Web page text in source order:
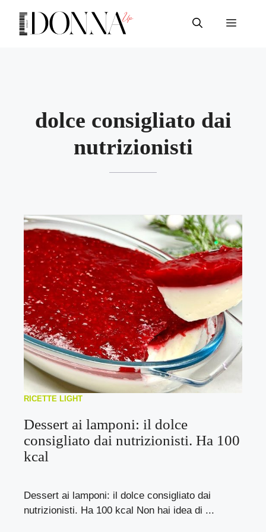
contenuto
Menu
dolce consigliato dai
nutrizionisti
RICETTE LIGHT
Dessert ai lamponi: il dolce
consigliato dai nutrizionisti. Ha 100
kcal
Dessert ai lamponi: il dolce consigliato dai
nutrizionisti. Ha 100 kcal Non hai idea di ...